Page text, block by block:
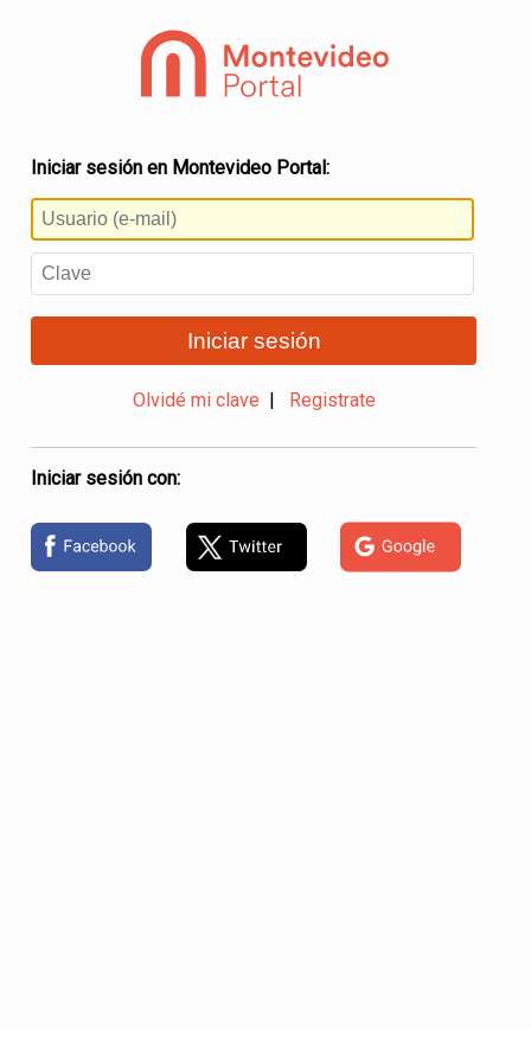
Iniciar sesión en Montevideo Portal:
Iniciar sesión
Olvidé mi clave Registrate
Iniciar sesión con: